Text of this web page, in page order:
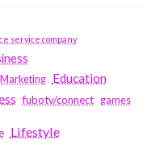
service company
Education
fubotv/connect games
Lifestyle